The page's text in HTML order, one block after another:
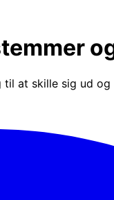
at skille sig ud